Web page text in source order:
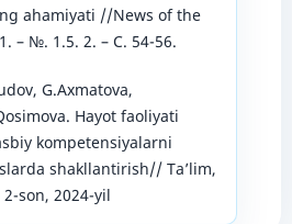
аhаmiyаti //News оf the
– №. 1.5. 2. – С. 54-56.
G.Аxmаtоvа,
Hаyоt fаоliyаti
kоmpetensiyаlаrni
shаkllаntirish// Tа’lim,
sоn, 2024-yil